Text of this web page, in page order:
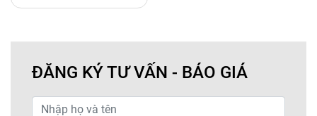
Ngành Công Nghiệp
ĐĂNG KÝ TƯ VẤN - BÁO GIÁ